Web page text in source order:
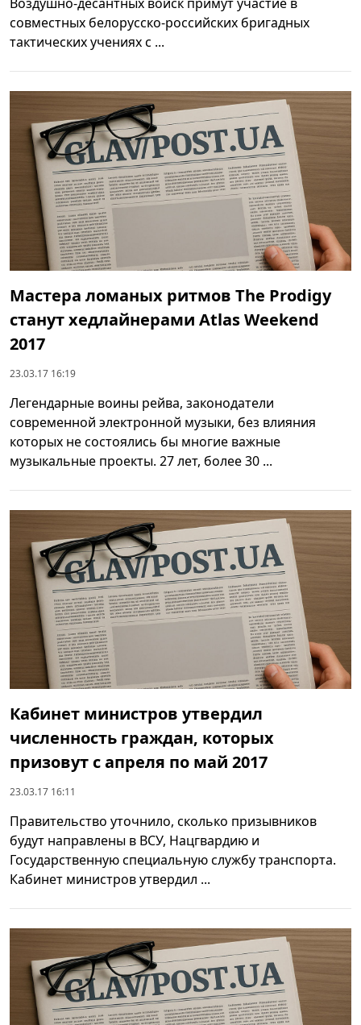
совместных белорусско-российских бригадных
тактических учениях с ...
Мастера ломаных ритмов The Prodigy
станут хедлайнерами Atlas Weekend
2017
23.03.17 16:19
Легендарные воины рейва, законодатели
современной электронной музыки, без влияния
которых не состоялись бы многие важные
музыкальные проекты. 27 лет, более 30 ...
Кабинет министров утвердил
численность граждан, которых
призовут с апреля по май 2017
23.03.17 16:11
Правительство уточнило, сколько призывников
будут направлены в ВСУ, Нацгвардию и
Государственную специальную службу транспорта.
Кабинет министров утвердил ...